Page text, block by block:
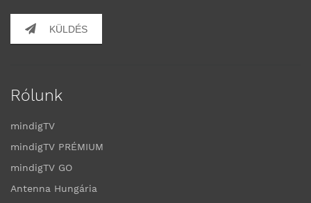
KÜLDÉS
Rólunk
mindigTV
mindigTV PRÉMIUM
mindigTV GO
Antenna Hungária